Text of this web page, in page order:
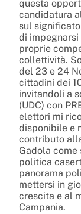
questa
candidatura
sul
di impegnarsi
proprie
collettività.
del 23 e 24
cittadini dei
invitandoli a
(UDC) con
elettori mi
disponibile e
contributo
Gadola come
politica
panorama
mettersi in
crescita e al
Campania.